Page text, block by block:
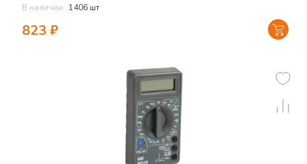
В наличии: 1406 шт
823 ₽